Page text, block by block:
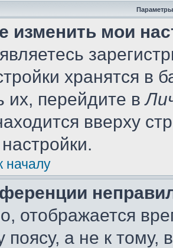
Параметры
изменить мои
хранятся в
их, перейдите в
вверху
началу
отображается
поясу, а не к тому,